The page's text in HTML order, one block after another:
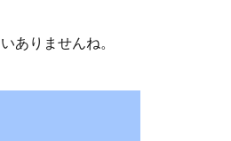
ありませんね。